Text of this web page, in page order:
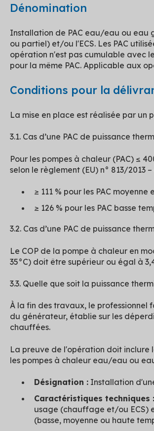
Dénomination
Installation de PAC eau/eau ou
ou partiel) et/ou l'ECS. Les PAC
opération n'est pas cumulable avec
pour la même PAC. Applicable aux
Conditions pour la
La mise en place est réalisée par un
3.1. Cas d’une PAC de puissance
Pour les pompes à chaleur (PAC) ≤
selon le règlement (EU) n° 813/2013
≥ 111 % pour les PAC
≥ 126 % pour les PAC basse
3.2. Cas d’une PAC de puissance
Le COP de la pompe à chaleur en
35°C) doit être supérieur ou égal à
3.3. Quelle que soit la puissance
À la fin des travaux, le professionnel
du générateur, établie sur les
chauffées.
La preuve de l'opération doit inclure
les pompes à chaleur eau/eau ou
Désignation :Installation
Caractéristiques techniques :
usage (chauffage et/ou ECS)
(basse, moyenne ou haute